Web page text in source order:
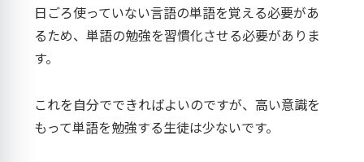
日ごろ使っていない言語の単語を覚える必要があ
るため、単語の勉強を習慣化させる必要がありま
す。
これを自分でできればよいのですが、高い意識を
もって単語を勉強する生徒は少ないです。